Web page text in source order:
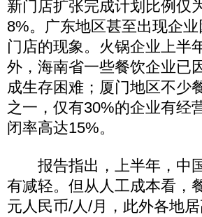
新门店扩张完成计划比例仅
8%。广东地区甚至出现企
门店的现象。火锅企业上半
外，海南省一些餐饮企业已
成生存困难；厦门地区不少
之一，仅有30%的企业有经
闭率高达15%。
报告指出，上半年，中国
有减轻。但从人工成本看，
元人民币/人/月，此外各地